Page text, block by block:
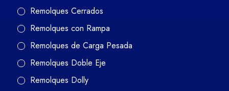
Remolques Cerrados
Remolques con Rampa
Remolques de Carga Pesada
Remolques Doble Eje
Remolques Dolly